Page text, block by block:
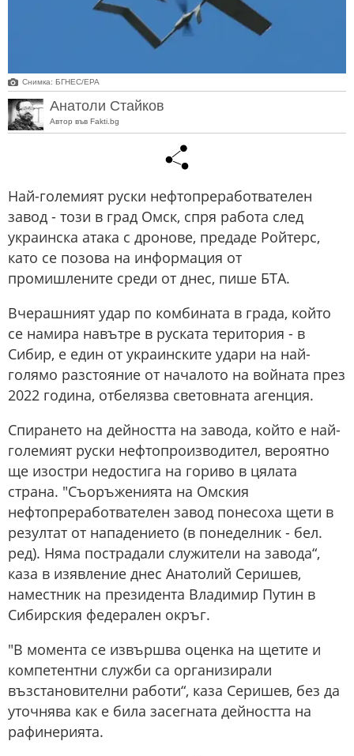
Снимка: БГНЕС/ЕРА
Анатоли Стайков
Автор във Fakti.bg
Най-големият руски нефтопреработвателен
завод - този в град Омск, спря работа след
украинска атака с дронове, предаде Ройтерс,
като се позова на информация от
промишлените среди от днес, пише БТА.
Вчерашният удар по комбината в града, който
се намира навътре в руската територия - в
Сибир, е един от украинските удари на най-
голямо разстояние от началото на войната през
2022 година, отбелязва световната агенция.
Спирането на дейността на завода, който е най-
големият руски нефтопроизводител, вероятно
ще изостри недостига на гориво в цялата
страна. "Съоръженията на Омския
нефтопреработвателен завод понесоха щети в
резултат от нападението (в понеделник - бел.
ред). Няма пострадали служители на завода“,
каза в изявление днес Анатолий Серишев,
наместник на президента Владимир Путин в
Сибирския федерален окръг.
"В момента се извършва оценка на щетите и
компетентни служби са организирали
възстановителни работи“, каза Серишев, без да
уточнява как е била засегната дейността на
рафинерията.